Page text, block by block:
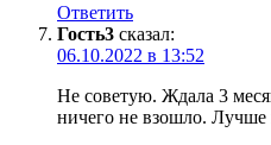
Ответить
Гость3 сказал:
06.10.2022 в 13:52
Не советую. Ждала 3
ничего не взошло.